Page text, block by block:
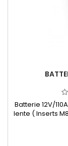
Batterie 12V/
lente ( Inserts
+ 2200
Dimensions :
technique